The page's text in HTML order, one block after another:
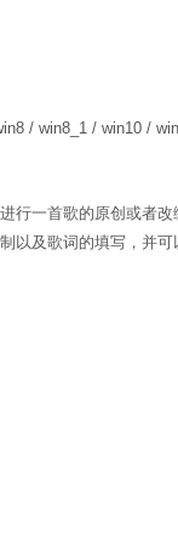
/ win8_1 / win10 /
行一首歌的原创或者
以及歌词的填写，并